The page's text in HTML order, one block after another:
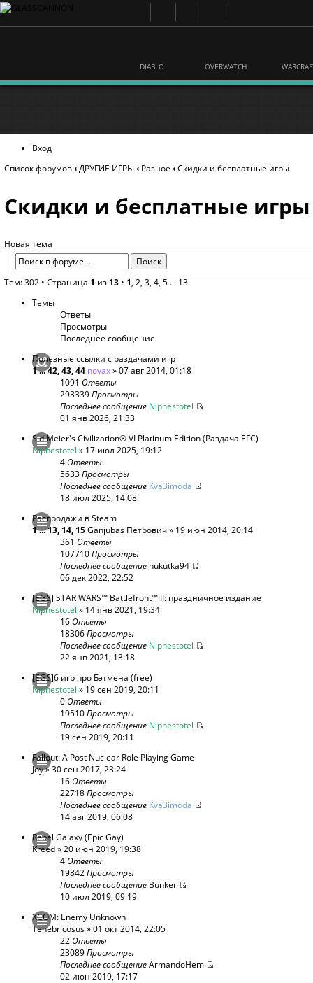
DIABLO OVERWATCH
Вход
Список форумов‹ДРУГИЕ ИГРЫ ‹ Разное ‹Скидки и бесплатные игры
Скидки и бесплатные игры
Новая тема
Тем: 302 • Страница 1 из 13 • 1, 2, 3, 4, 5 ... 13
Темы
Ответы
Просмотры
Последнее сообщение
Полезные ссылки с раздачами игр
1...42,43,44 novax» 07 авг 2014, 01:18
1091 Ответы
293339Просмотры
Последнее сообщение Niphestotel
01 янв 2026, 21:33
Sid Meier's Civilization® VI Platinum Edition (Раздача ЕГС)
Niphestotel » 17 июл 2025, 19:12
4Ответы
5633Просмотры
Последнее сообщение Kva3imoda
18 июл 2025, 14:08
Распродажи в Steam
1...13, 14, 15Ganjubas Петрович» 19 июн 2014, 20:14
361 Ответы
107710Просмотры
Последнее сообщение hukutka94
06 дек 2022, 22:52
[EGS] STAR WARS™ Battlefront™ II: праздничное издание
Niphestotel » 14 янв 2021, 19:34
16Ответы
18306Просмотры
Последнее сообщение Niphestotel
22 янв 2021, 13:18
[EGS]6 игр про Бэтмена (free)
Niphestotel » 19 сен 2019, 20:11
0Ответы
19510Просмотры
Последнее сообщение Niphestotel
19 сен 2019, 20:11
Fallout: A Post Nuclear Role Playing Game
Joy» 30 сен 2017, 23:24
16Ответы
22718Просмотры
Последнее сообщение Kva3imoda
14 авг 2019, 06:08
Rebel Galaxy (Epic Gay)
Kreed» 20 июн 2019, 19:38
4Ответы
19842Просмотры
Последнее сообщение Bunker
10 июл 2019, 09:19
XCOM: Enemy Unknown
Tenebricosus» 01 окт 2014, 22:05
22Ответы
23089Просмотры
Последнее сообщениеArmandoHem
02 июн 2019, 17:17